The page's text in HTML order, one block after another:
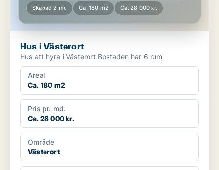
Skapad 2 mo Ca. 180 m2 Ca. 28 000 kr.
Hus i Västerort
Hus att hyra i Västerort Bostaden har 6 rum
Areal
Ca. 180 m2
Pris pr. md.
Ca. 28 000 kr.
Område
Västerort